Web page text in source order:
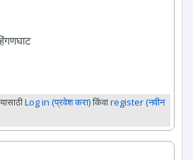
Log in (प्रवेश करा)किंवाregister (नवीन